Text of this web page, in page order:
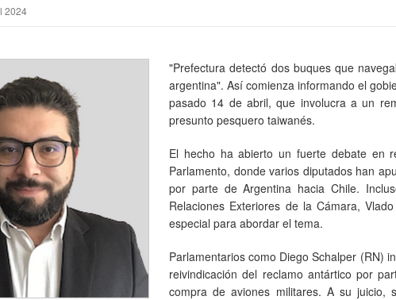
2024
"Prefectura detectó dos buques que
argentina". Así comienza informando el
pasado 14 de abril, que involucra a un
presunto pesquero taiwanés.
El hecho ha abierto un fuerte debate en
Parlamento, donde varios diputados han
por parte de Argentina hacia Chile.
Relaciones Exteriores de la Cámara,
especial para abordar el tema.
Parlamentarios como Diego Schalper (RN)
reivindicación del reclamo antártico por
compra de aviones militares. A su juicio,